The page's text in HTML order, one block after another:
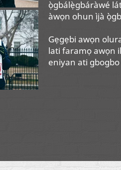
ọ̀gbálẹ̀gbáràwé
àwọn ohun ìjà
Gẹgẹbi awọn
lati faramọ awọn
eniyan ati